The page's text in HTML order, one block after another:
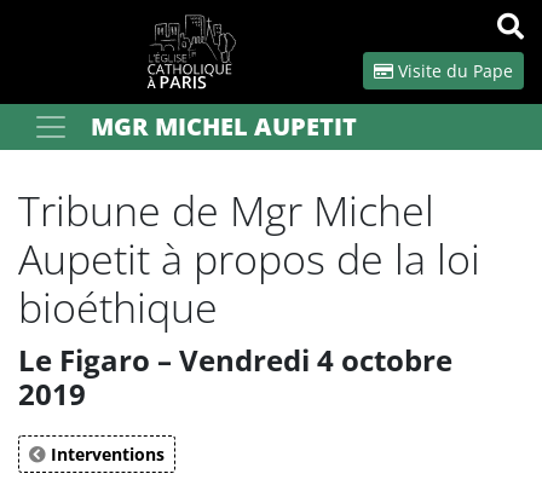
Visite du Pape
Votre rechercheMGR MICHEL AUPETIT
Tribune de Mgr Michel
Aupetit à propos de la loi
bioéthique
Le Figaro – Vendredi 4 octobre
2019
Interventions
Panneau de gestion des cookies